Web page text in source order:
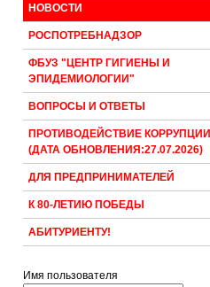
НОВОСТИ
РОСПОТРЕБНАДЗОР
ФБУЗ "ЦЕНТР ГИГИЕНЫ И
ЭПИДЕМИОЛОГИИ"
ВОПРОСЫ И ОТВЕТЫ
ПРОТИВОДЕЙСТВИЕ КОРРУПЦИИ
(ДАТА ОБНОВЛЕНИЯ:27.07.2026)
ДЛЯ ПРЕДПРИНИМАТЕЛЕЙ
К 80-ЛЕТИЮ ПОБЕДЫ
АБИТУРИЕНТУ!
Имя пользователя